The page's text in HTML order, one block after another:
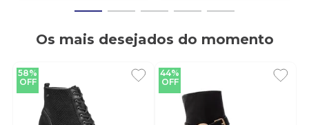
Os mais desejados do momento
58%
OFF
44%
OFF